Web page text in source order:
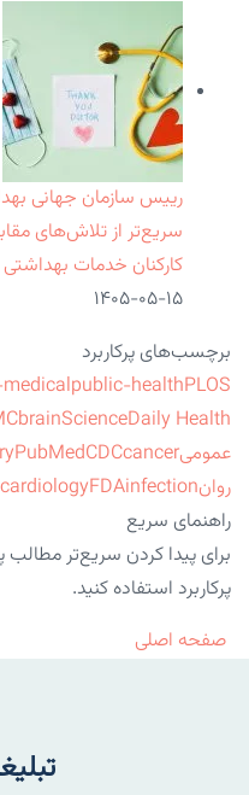
رییس سازمان جهانی
سریع‌تر از تلاش‌های
کارکنان خدمات
۱۴۰۵-۰۵-۱۵
برچسب‌های پرکاربرد
public-healthPLOS
brainScienceDaily Health
عمومی
PubMedCDCcancer
روان
cardiologyFDAinfection
راهنمای سریع
برای پیدا کردن سریع‌تر
پرکاربرد استفاده کنید.
صفحه اصلی